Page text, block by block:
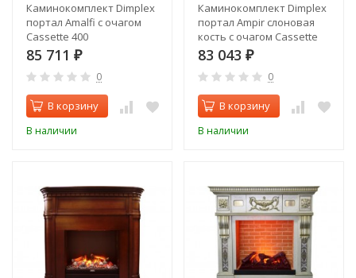
Каминокомплект Dimplex
портал Amalfi с очагом
Cassette 400
85 711 ₽
0
В корзину
В наличии
Каминокомплект Dimplex
портал Ampir слоновая
кость с очагом Cassette
400
83 043 ₽
0
В корзину
В наличии